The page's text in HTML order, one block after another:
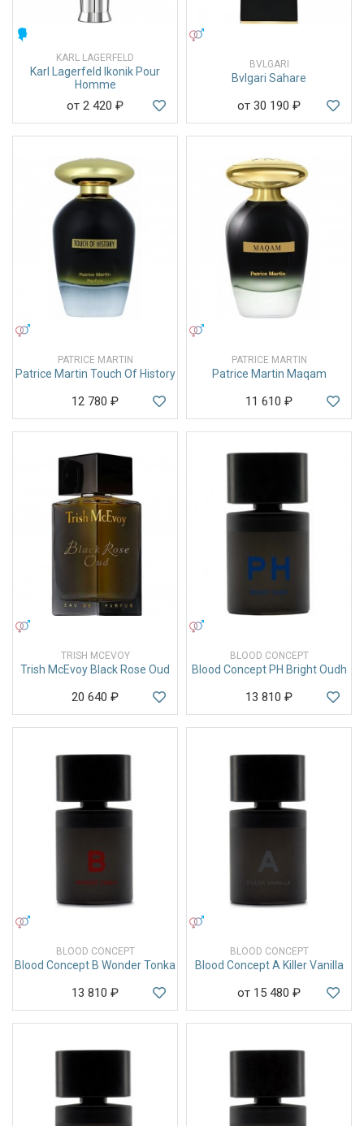
KARL LAGERFELD
Karl Lagerfeld Ikonik Pour
Homme
от 2 420 ₽
BVLGARI
Bvlgari Sahare
от 30 190 ₽
PATRICE MARTIN
Patrice Martin Touch Of History
12 780 ₽
PATRICE MARTIN
Patrice Martin Maqam
11 610 ₽
TRISH MCEVOY
Trish McEvoy Black Rose Oud
20 640 ₽
BLOOD CONCEPT
Blood Concept PH Bright Oudh
13 810 ₽
BLOOD CONCEPT
Blood Concept B Wonder Tonka
13 810 ₽
BLOOD CONCEPT
Blood Concept A Killer Vanilla
от 15 480 ₽